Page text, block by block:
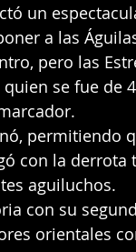
un
a las
pero las
se fue de
permitiendo
con la derrota
aguiluchos.
con su
orientales